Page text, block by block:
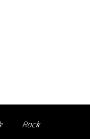
de passionnés !
Rock